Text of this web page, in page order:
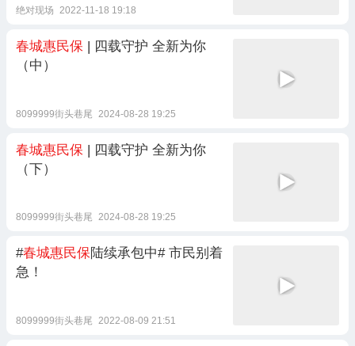
绝对现场 2022-11-18 19:18
春城惠民保 | 四载守护 全新为你
（中）
8099999街头巷尾 2024-08-28 19:25
春城惠民保 | 四载守护 全新为你
（下）
8099999街头巷尾 2024-08-28 19:25
#春城惠民保陆续承包中# 市民别着
急！
8099999街头巷尾 2022-08-09 21:51